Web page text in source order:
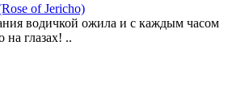
of Jericho)
водичкой ожила и с каждым часом
на глазах! ..